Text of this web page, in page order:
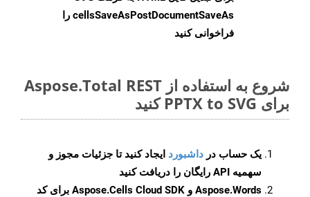
cellsSaveAsPostDocumentSaveAs را
فراخوانی کنید
شروع به استفاده از Aspose.Total REST
برای PPTX to SVG کنید
یک حساب در داشبورد ایجاد کنید تا جزئیات مجوز و
سهمیه API رایگان را دریافت کنید
Aspose.Words و Aspose.Cells Cloud SDK برای کد